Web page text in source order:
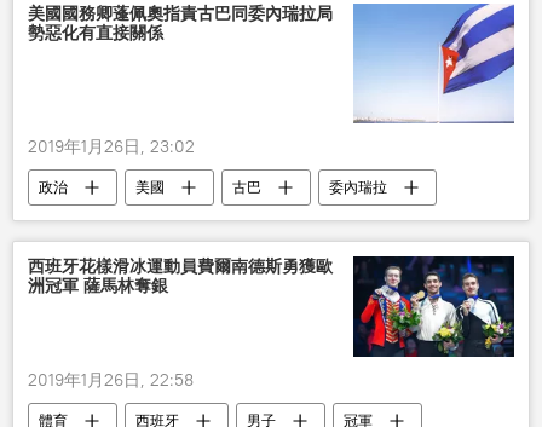
美國國務卿蓬佩奧指責古巴同委內瑞拉局
勢惡化有直接關係
2019年1月26日, 23:02
政治 美國 古巴
委內瑞拉
邁克•蓬佩奧
聯合國
惡化
國務卿
西班牙花樣滑冰運動員費爾南德斯勇獲歐
洲冠軍 薩馬林奪銀
2019年1月26日, 22:58
體育 西班牙 男子
冠軍